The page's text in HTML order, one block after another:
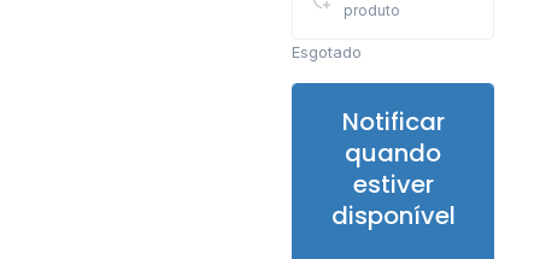
produto
Esgotado
Notificar
quando
estiver
disponível